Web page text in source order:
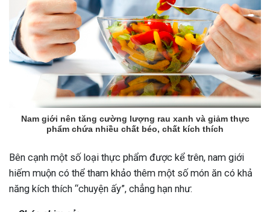
Nam giới nên tăng cường lượng rau xanh và giảm thực
phẩm chứa nhiều chất béo, chất kích thích
Bên cạnh một số loại thực phẩm được kể trên, nam giới
hiếm muộn có thể tham khảo thêm một số món ăn có khả
năng kích thích “chuyện ấy”, chẳng hạn như: